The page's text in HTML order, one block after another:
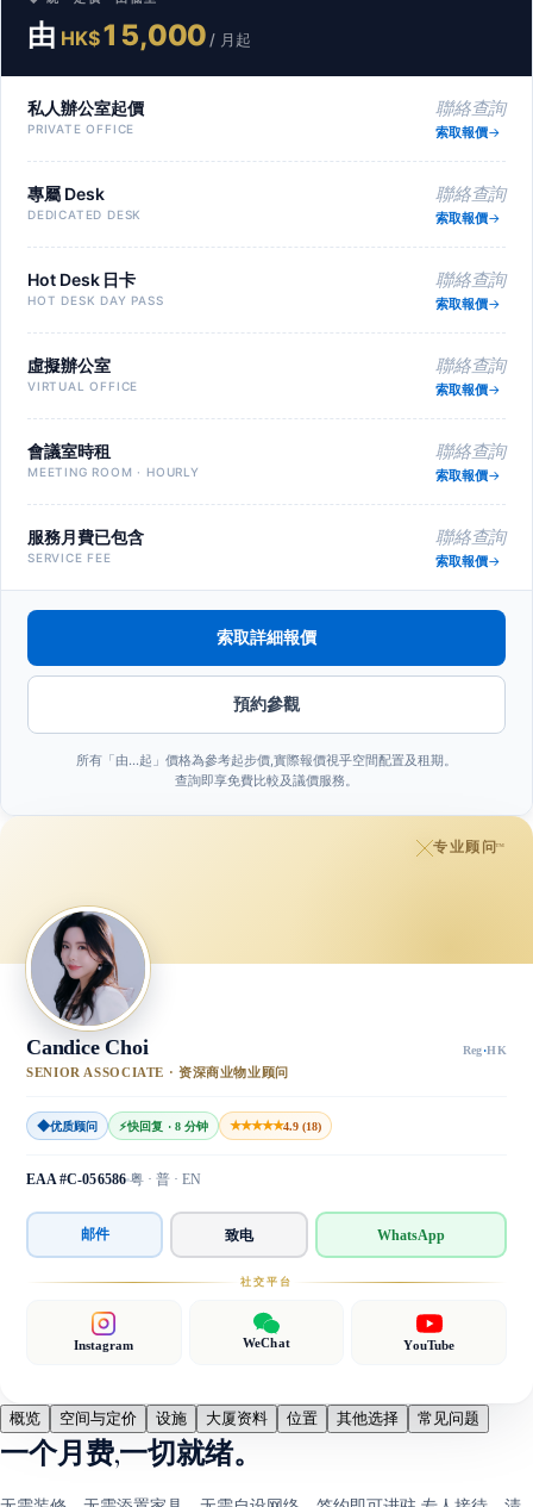
由 HK$15,000/ 月起
私人辦公室起價
PRIVATE OFFICE
聯絡查詢
索取報價
專屬 Desk
DEDICATED DESK
聯絡查詢
索取報價
Hot Desk 日卡
HOT DESK DAY PASS
聯絡查詢
索取報價
虛擬辦公室
VIRTUAL OFFICE
聯絡查詢
索取報價
會議室時租
MEETING ROOM · HOURLY
聯絡查詢
索取報價
服務月費已包含
SERVICE FEE
聯絡查詢
索取報價
索取詳細報價
預約參觀
所有「由…起」價格為參考起步價,實際報價視乎空間配置及租期。
查詢即享免費比較及議價服務。
专业顾问™
Candice Choi Reg·HK
SENIOR ASSOCIATE · 资深商业物业顾问
◆优质顾问 ⚡快回复 · 8 分钟 ★★★★★4.9 (18)
EAA #C-056586 粤 · 普 · EN
邮件 致电 WhatsApp
社交平台
Instagram WeChat YouTube
概览 空间与定价 设施 大厦资料 位置 其他选择 常见问题
一个月费,一切就绪。